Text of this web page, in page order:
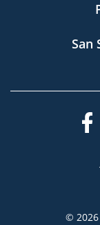
San
© 2026